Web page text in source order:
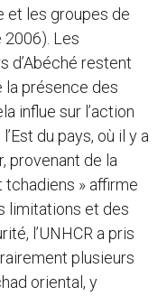
et les groupes de
Les
d’Abéché restent
la présence des
influe sur l’action
du pays, où il y a
provenant de la
tchadiens » affirme
limitations et des
l’UNHCR a pris
plusieurs
oriental, y